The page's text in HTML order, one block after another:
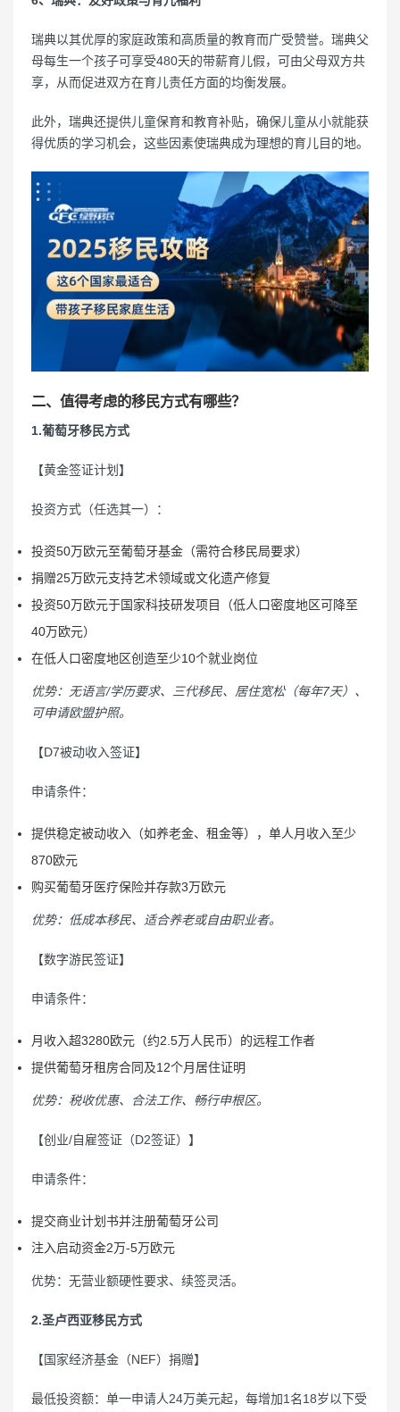
瑞典以其优厚的家庭政策和高质量的教育而广受赞誉。瑞典父
母每生一个孩子可享受480天的带薪育儿假，可由父母双方共
享，从而促进双方在育儿责任方面的均衡发展。
此外，瑞典还提供儿童保育和教育补贴，确保儿童从小就能获
得优质的学习机会，这些因素使瑞典成为理想的育儿目的地。
二、值得考虑的移民方式有哪些？
1.葡萄牙移民方式
【黄金签证计划】
投资方式（任选其一）：
投资50万欧元至葡萄牙基金（需符合移民局要求）
捐赠25万欧元支持艺术领域或文化遗产修复
投资50万欧元于国家科技研发项目（低人口密度地区可降至
40万欧元）
在低人口密度地区创造至少10个就业岗位
优势：无语言/学历要求、三代移民、居住宽松（每年7天）、
可申请欧盟护照。
【D7被动收入签证】
申请条件：
提供稳定被动收入（如养老金、租金等），单人月收入至少
870欧元
购买葡萄牙医疗保险并存款3万欧元
优势：低成本移民、适合养老或自由职业者。
【数字游民签证】
申请条件：
月收入超3280欧元（约2.5万人民币）的远程工作者
提供葡萄牙租房合同及12个月居住证明
优势：税收优惠、合法工作、畅行申根区。
【创业/自雇签证（D2签证）】
申请条件：
提交商业计划书并注册葡萄牙公司
注入启动资金2万-5万欧元
优势：无营业额硬性要求、续签灵活。
2.圣卢西亚移民方式
【国家经济基金（NEF）捐赠】
最低投资额：单一申请人24万美元起，每增加1名18岁以下受